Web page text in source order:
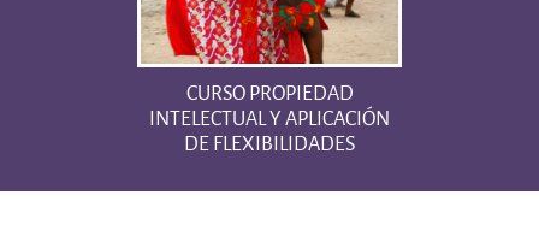
CURSO PROPIEDAD
INTELECTUAL Y APLICACIÓN
DE FLEXIBILIDADES